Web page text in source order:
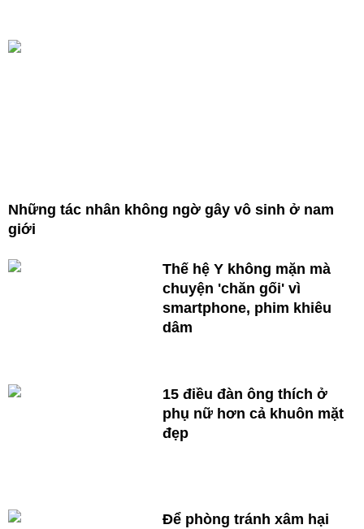
Những tác nhân không ngờ gây vô sinh ở nam
giới
Thế hệ Y không mặn mà
chuyện 'chăn gối' vì
smartphone, phim khiêu
dâm
15 điều đàn ông thích ở
phụ nữ hơn cả khuôn mặt
đẹp
Để phòng tránh xâm hại